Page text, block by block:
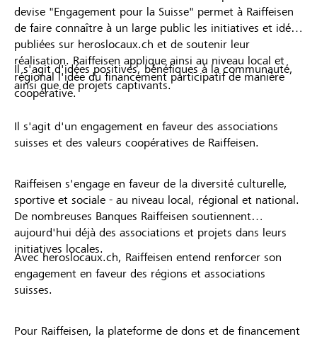
devise "Engagement pour la Suisse" permet à Raiffeisen
de faire connaître à un large public les initiatives et idées
publiées sur heroslocaux.ch et de soutenir leur
réalisation. Raiffeisen applique ainsi au niveau local et
régional l'idée du financement participatif de manière
coopérative.
Il s'agit d'idées positives, bénéfiques à la communauté,
ainsi que de projets captivants.
Il s'agit d'un engagement en faveur des associations
suisses et des valeurs coopératives de Raiffeisen.
Raiffeisen s'engage en faveur de la diversité culturelle,
sportive et sociale - au niveau local, régional et national.
De nombreuses Banques Raiffeisen soutiennent
aujourd'hui déjà des associations et projets dans leurs
initiatives locales.
Avec heroslocaux.ch, Raiffeisen entend renforcer son
engagement en faveur des régions et associations
suisses.
Pour Raiffeisen, la plateforme de dons et de financement